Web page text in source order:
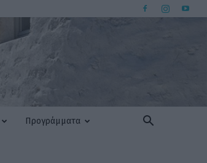
Προγράμματα